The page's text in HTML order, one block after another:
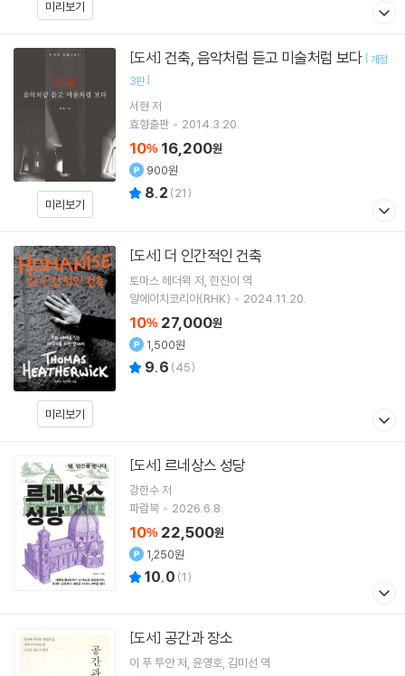
미리보기
미리보기
[도서] 건축, 음악처럼 듣고 미술처럼 보다 [개정
3판]
서현 저
효형출판
2014.3.20.
10% 16,200원
900원
8.2 (21)
미리보기
[도서] 더 인간적인 건축
토마스 헤더윅 저 한진이 역
알에이치코리아(RHK)
2024.11.20.
10% 27,000원
1,500원
9.6 (45)
[도서] 르네상스 성당
강한수 저
파람북
2026.6.8.
10% 22,500원
1,250원
10.0 (1)
[도서] 공간과 장소
이 푸 투안저 윤영호 김미선 역